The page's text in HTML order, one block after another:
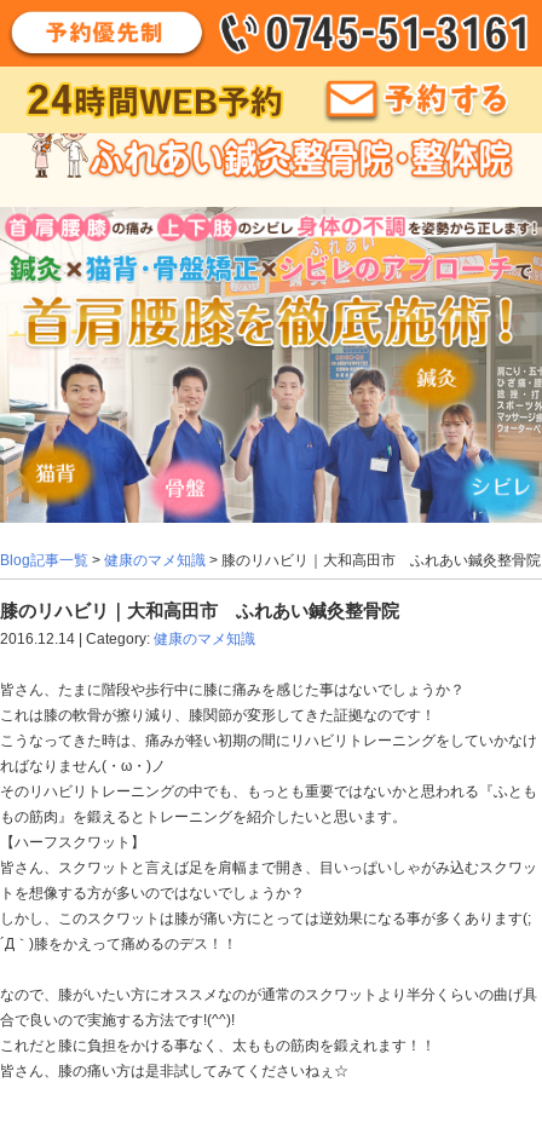
Blog記事一覧>健康のマメ知識> 膝のリハビリ｜大和
膝のリハビリ｜大和高田市 ふれあい鍼灸整
2016.12.14 | Category:健康のマメ知識
皆さん、たまに階段や歩行中に膝に痛みを感じた事はな
これは膝の軟骨が擦り減り、膝関節が変形してきた証拠
こうなってきた時は、痛みが軽い初期の間にリハビリト